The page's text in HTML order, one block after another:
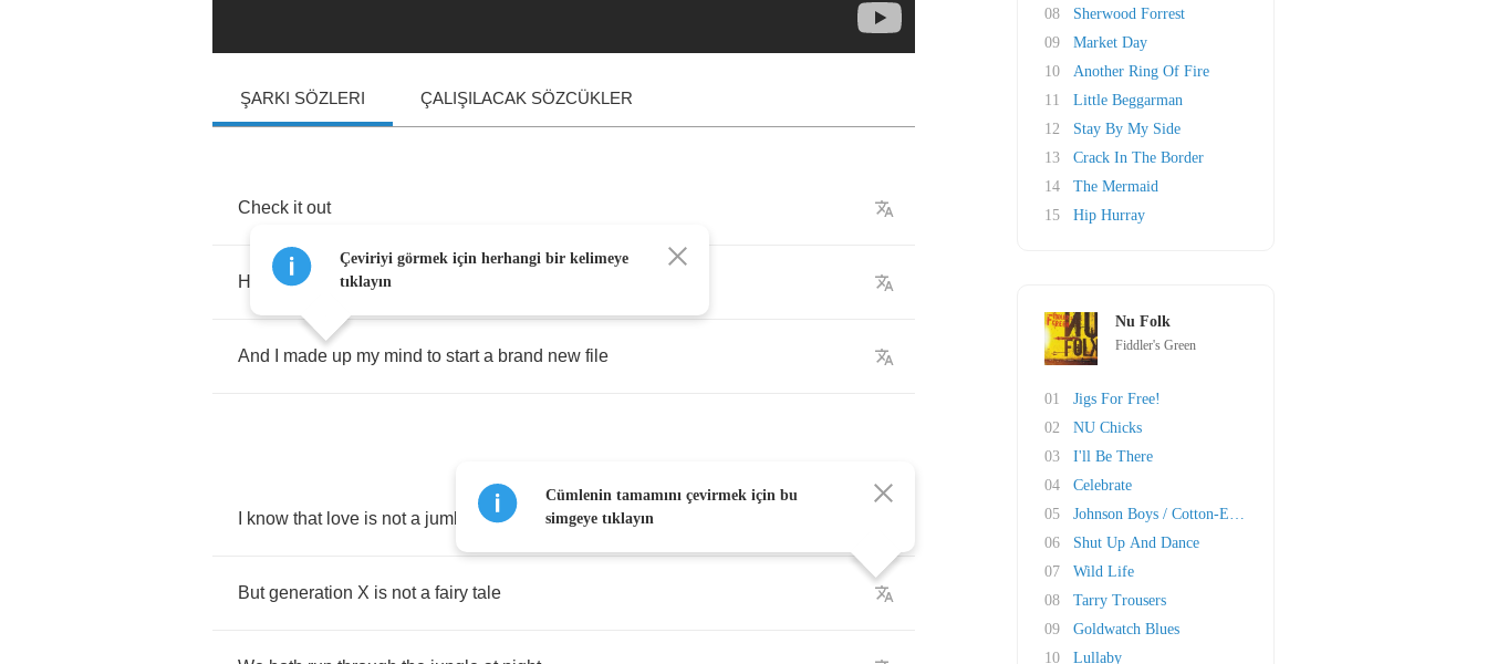
ŞARKI SÖZLERI ÇALIŞILACAK SÖZCÜKLER
Check it out
Hey girl,I see you once
And made up my mind to start a brand new file
know that love is not a jumble sale
But generation X is not a fairy tale
Çeviriyi görmek için herhangi bir kelimeye
tıklayın
Cümlenin tamamını çevirmek için bu
simgeye tıklayın
08
Sherwood Forrest
09
Market Day
10
Another Ring Of Fire
11
Little Beggarman
12
Stay By My Side
13
Crack In The Border
14
The Mermaid
15
Hip Hurray
Nu Folk
Fiddler's Green
01
Jigs For Free!
02
NU Chicks
03
I'll Be There
04
Celebrate
05
Johnson Boys / Cotton-Eyed Joe
06
Shut Up And Dance
07
Wild Life
08
Tarry Trousers
09
Goldwatch Blues
10
Lullaby